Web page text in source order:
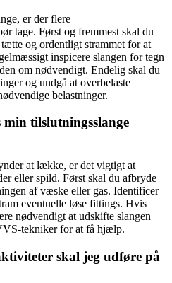
er der flere
tage. Først og fremmest skal du
og ordentligt strammet for at
inspicere slangen for tegn
om nødvendigt. Endelig skal du
og undgå at overbelaste
belastninger.
tilslutningsslange
at lække, er det vigtigt at
eller spild. Først skal du afbryde
af væske eller gas. Identificer
eventuelle løse fittings. Hvis
nødvendigt at udskifte slangen
tekniker for at få hjælp.
skal jeg udføre på